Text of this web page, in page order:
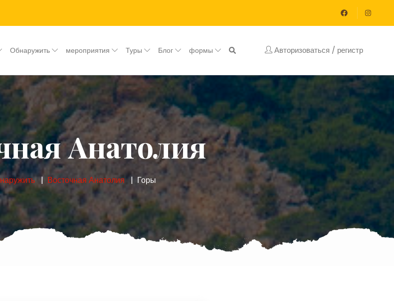
Обнаружить мероприятия Туры Блог формы Авторизоваться / регистр
Анатолия
Восточная Анатолия Горы